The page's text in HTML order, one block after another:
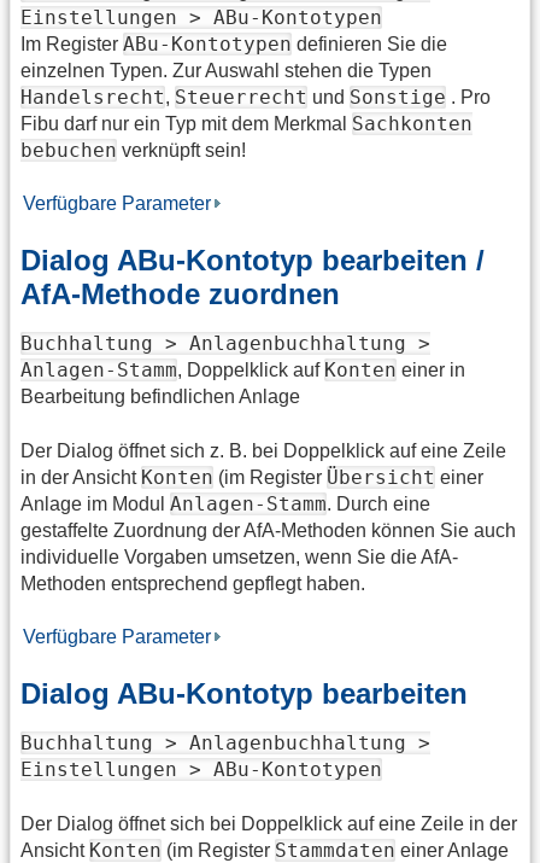
Einstellungen > ABu-Kontotypen
Im Register ABu-Kontotypen definieren Sie die
einzelnen Typen. Zur Auswahl stehen die Typen
Handelsrecht, Steuerrecht und Sonstige . Pro
Fibu darf nur ein Typ mit dem Merkmal Sachkonten
bebuchen verknüpft sein!
Verfügbare Parameter
Dialog ABu-Kontotyp bearbeiten /
AfA-Methode zuordnen
Buchhaltung > Anlagenbuchhaltung >
Anlagen-Stamm, Doppelklick auf Konten einer in
Bearbeitung befindlichen Anlage
Der Dialog öffnet sich z. B. bei Doppelklick auf eine Zeile
in der Ansicht ​Konten ​ (im Register Übersicht ​ einer
Anlage im Modul ​Anlagen-Stamm​. ​ Durch eine
gestaffelte Zuordnung der AfA-Methoden können Sie auch
individuelle Vorgaben umsetzen, wenn Sie die AfA-
Methoden entsprechend gepflegt haben.
Verfügbare Parameter
Dialog ABu-Kontotyp bearbeiten
Buchhaltung > Anlagenbuchhaltung >
Einstellungen > ABu-Kontotypen
Der Dialog öffnet sich bei Doppelklick auf eine Zeile in der
Ansicht ​Konten ​ (im Register ​Stammdaten ​ einer Anlage